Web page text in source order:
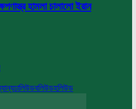
হামলা চালালো ইরান
ঢালিউডবলিউডহলিউড